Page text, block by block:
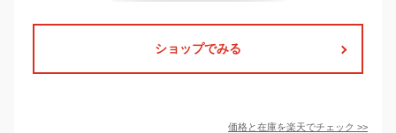
ショップでみる
価格と在庫を楽天でチェック >>